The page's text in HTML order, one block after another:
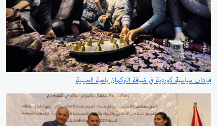
قيادات سياسية كوردية في ضيافة التركمان بلعبة الصينية